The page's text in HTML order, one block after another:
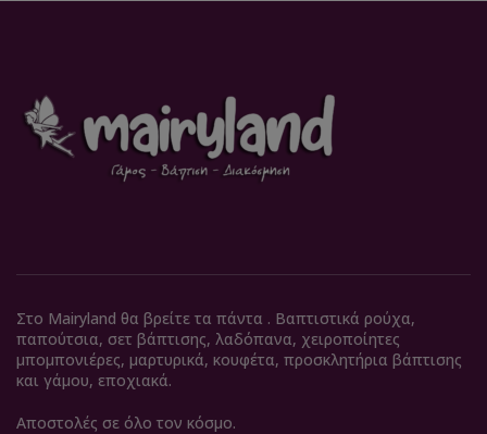
Στο Mairyland θα βρείτε τα πάντα . Βαπτιστικά ρούχα,
παπούτσια, σετ βάπτισης, λαδόπανα, χειροποίητες
μπομπονιέρες, μαρτυρικά, κουφέτα, προσκλητήρια βάπτισης
και γάμου, εποχιακά.
Αποστολές σε όλο τον κόσμο.